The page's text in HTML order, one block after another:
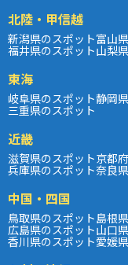
北陸・甲信越
新潟県のスポット富山
福井県のスポット山梨
東海
岐阜県のスポット静岡
三重県のスポット
近畿
滋賀県のスポット京都
兵庫県のスポット奈良
中国・四国
鳥取県のスポット島根
広島県のスポット山口
香川県のスポット愛媛